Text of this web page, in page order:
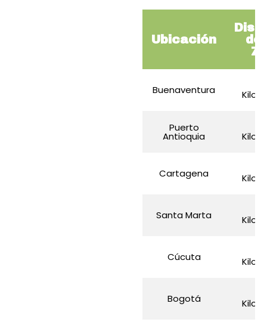
Ubicación
Buenaventura
Puerto
Antioquia
Cartagena
Santa Marta
Cúcuta
Bogotá